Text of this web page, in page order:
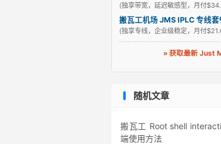
(独享带宽，延迟敏感型，月付
搬瓦工机场 JMS IPLC 专线套
(独享专线，企业级稳定，月付
» 获取最新 Just
随机文章
搬瓦工 Root shell
端使用方法